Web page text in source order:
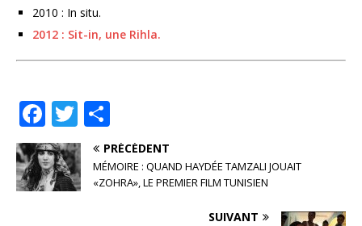
2010 : In situ.
2012 : Sit-in, une Rihla.
F
a
c
e
T
w
it
te
ar
ta
g
PRÉCÉDENT
MÉMOIRE : QUAND HAYDÉE TAMZALI JOUAIT
«ZOHRA», LE PREMIER FILM TUNISIEN
SUIVANT